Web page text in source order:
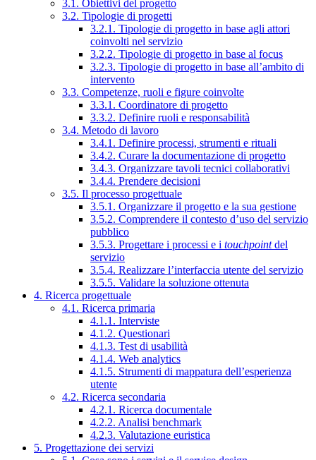
3.1. Obiettivi del progetto
3.2. Tipologie di progetti
3.2.1. Tipologie di progetto in base agli attori
coinvolti nel servizio
3.2.2. Tipologie di progetto in base al focus
3.2.3. Tipologie di progetto in base all’ambito di
intervento
3.3. Competenze, ruoli e figure coinvolte
3.3.1. Coordinatore di progetto
3.3.2. Definire ruoli e responsabilità
3.4. Metodo di lavoro
3.4.1. Definire processi, strumenti e rituali
3.4.2. Curare la documentazione di progetto
3.4.3. Organizzare tavoli tecnici collaborativi
3.4.4. Prendere decisioni
3.5. Il processo progettuale
3.5.1. Organizzare il progetto e la sua gestione
3.5.2. Comprendere il contesto d’uso del servizio
pubblico
3.5.3. Progettare i processi e i touchpointdel
servizio
3.5.4. Realizzare l’interfaccia utente del servizio
3.5.5. Validare la soluzione ottenuta
4. Ricerca progettuale
4.1. Ricerca primaria
4.1.1. Interviste
4.1.2. Questionari
4.1.3. Test di usabilità
4.1.4. Web analytics
4.1.5. Strumenti di mappatura dell’esperienza
utente
4.2. Ricerca secondaria
4.2.1. Ricerca documentale
4.2.2. Analisi benchmark
4.2.3. Valutazione euristica
5. Progettazione dei servizi